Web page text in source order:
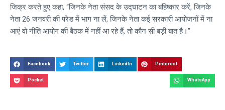
जिक्र करते हुए कहा, “जिनके नेता संसद के उद्घाटन का बहिष्कार करें, जिनके
नेता 26 जनवरी की परेड में भाग ना लें, जिनके नेता कई सरकारी आयोजनों में ना
आएं वो नीति आयोग की बैठक में नहीं आ रहे हैं, तो कौन सी बड़ी बात है।”
Facebook Twitter LinkedIn Pinterest
Pocket WhatsApp